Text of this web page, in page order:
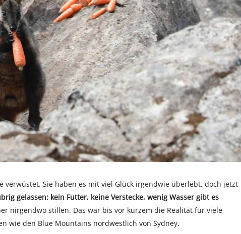
verwüstet. Sie haben es mit viel Glück irgendwie überlebt, doch jetzt
gelassen: kein Futter, keine Verstecke, wenig Wasser gibt es
nirgendwo stillen. Das war bis vor kurzem die Realität für viele
wie den Blue Mountains nordwestlich von Sydney.